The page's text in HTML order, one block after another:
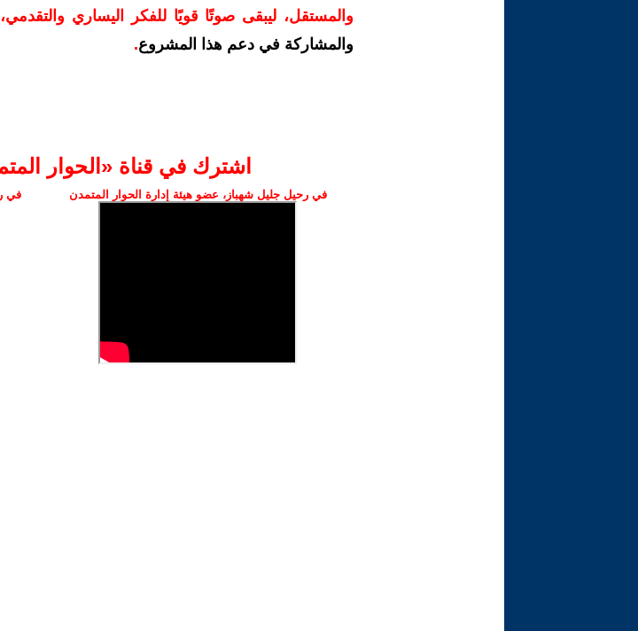
والمستقل، ليبقى صوتًا قويًا للفكر اليساري والتقدمي،
والمشاركة في دعم هذا المشروع.
اشترك في قناة ‫«الحوار
في رحيل جليل شهباز، عضو هيئة إدارة الحوار المتمدن في